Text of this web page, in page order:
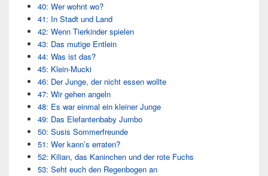
40: Wer wohnt wo?
41: In Stadt und Land
42: Wenn Tierkinder spielen
43: Das mutige Entlein
44: Was ist das?
45: Klein-Mucki
46: Der Junge, der nicht essen wollte
47: Wir gehen angeln
48: Es war einmal ein kleiner Junge
49: Das Elefantenbaby Jumbo
50: Susis Sommerfreunde
51: Wer kann’s erraten?
52: Kilian, das Kaninchen und der rote Fuchs
53: Seht euch den Regenbogen an